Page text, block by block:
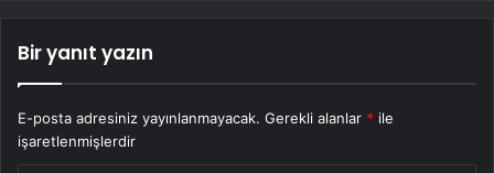
Bir yanıt yazın
E-posta adresiniz yayınlanmayacak. Gerekli alanlar * ile
işaretlenmişlerdir